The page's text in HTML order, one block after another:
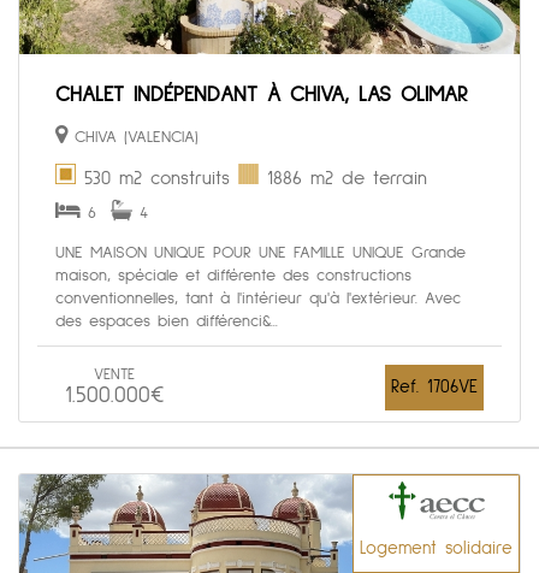
CHALET INDÉPENDANT À CHIVA, LAS OLIMAR
CHIVA (VALENCIA)
530 m2 construits 1886 m2 de terrain
6 4
UNE MAISON UNIQUE POUR UNE FAMILLE UNIQUE Grande
maison, spéciale et différente des constructions
conventionnelles, tant à l'intérieur qu'à l'extérieur. Avec
des espaces bien différenci&...
VENTE
1.500.000€ Ref. 1706VE
Logement solidaire